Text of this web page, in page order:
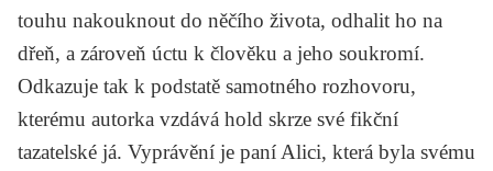
touhu nakouknout do něčího života, odhalit ho na
dřeň, a zároveň úctu k člověku a jeho soukromí.
Odkazuje tak k podstatě samotného rozhovoru,
kterému autorka vzdává hold skrze své fikční
tazatelské já. Vyprávění je paní Alici, která byla svému